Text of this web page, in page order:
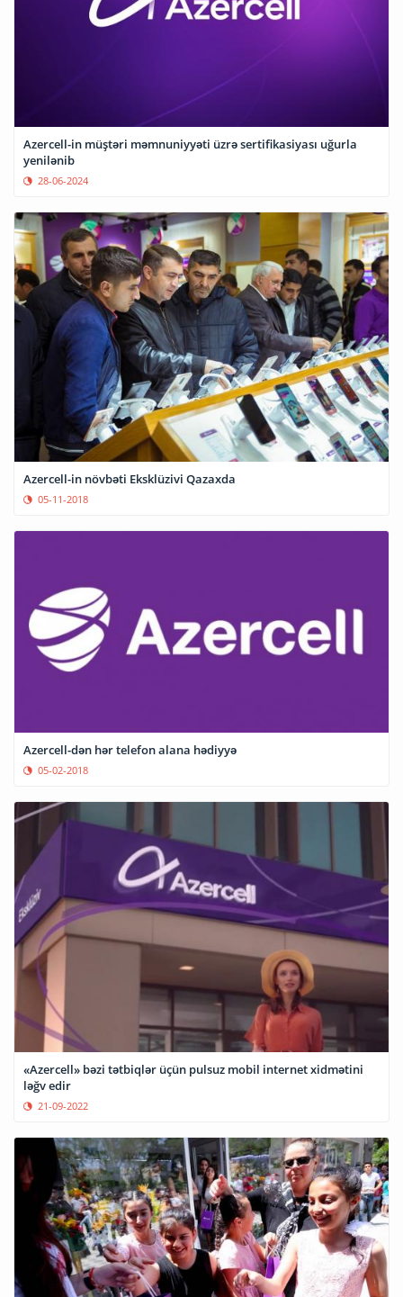
Azercell-in müştəri məmnuniyyəti üzrə sertifikasiyası uğurla
yenilənib
28-06-2024
Azercell-in növbəti Eksklüzivi Qazaxda
05-11-2018
Azercell-dən hər telefon alana hədiyyə
05-02-2018
«Azercell» bəzi tətbiqlər üçün pulsuz mobil internet xidmətini
ləğv edir
21-09-2022